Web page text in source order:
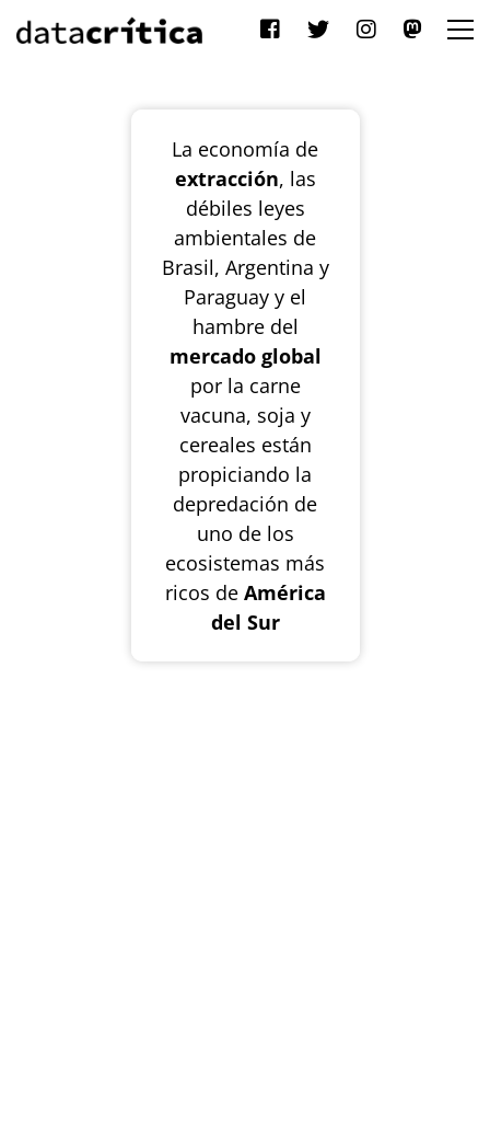
La economía de
extracción, las
débiles leyes
ambientales de
Brasil, Argentina y
Paraguay y el
hambre del
mercado global
por la carne
vacuna, soja y
cereales están
propiciando la
depredación de
uno de los
ecosistemas más
ricos de América
del Sur